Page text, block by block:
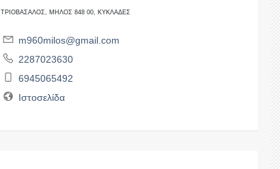
ΤΡΙΟΒΑΣΑΛΟΣ, ΜΗΛΟΣ 848 00, ΚΥΚΛΑΔΕΣ
m960milos@gmail.com
2287023630
6945065492
Ιστοσελίδα